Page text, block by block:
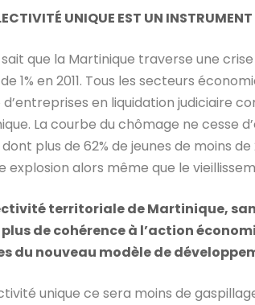
UNIQUE EST UN
que la Martinique traverse une
1% en 2011. Tous les secteurs
en liquidation judiciaire
La courbe du chômage ne cesse
plus de 62% de jeunes de moins
explosion alors même que le
territoriale de Martinique,
de cohérence à l’action
du nouveau modèle de
unique ce sera moins de